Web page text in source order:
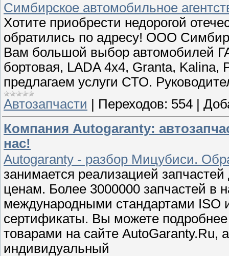
Симбирское автомобильное
Хотите приобрести недорогой
обратились по адресу! ООО
Вам большой выбор автомобилей
бортовая, LADA 4х4, Granta, Kalina,
предлагаем услуги СТО.
Автозапчасти
Переходов: 554
Компания Autogaranty:
нас!
Autogaranty - разбор Мицубиси.
занимается реализацией
ценам. Более 3000000 запчастей в
международными стандартами ISO
сертификаты. Вы можете
товарами на сайте AutoGaranty.Ru,
индивидуальный